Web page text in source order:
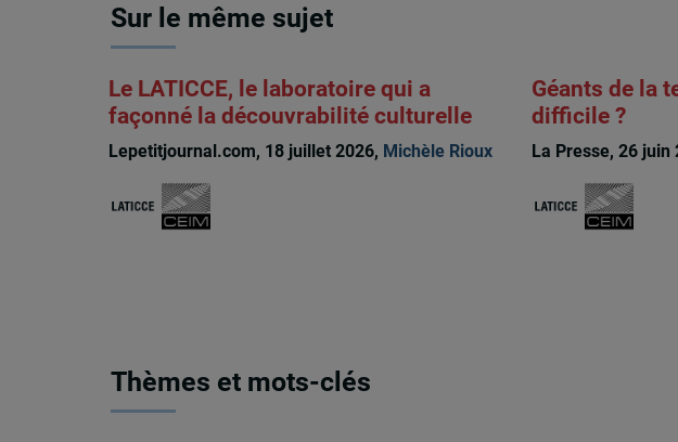
Sur le même sujet
Le LATICCE, le laboratoire qui a
façonné la découvrabilité culturelle
Lepetitjournal.com, 18 juillet 2026, Michèle Rioux
Géants de la
difficile ?
La Presse, 26 juin
Thèmes et mots-clés